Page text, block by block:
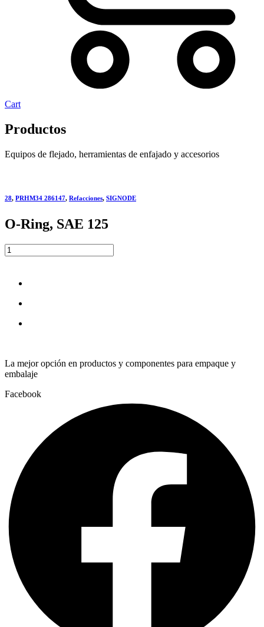
Cart
Productos
Equipos de flejado, herramientas de enfajado y accesorios
28, PRHM34 286147, Refacciones, SIGNODE
O-Ring, SAE 125
O-
Ring,
La mejor opción en productos y componentes para empaque y
embalaje
Facebook